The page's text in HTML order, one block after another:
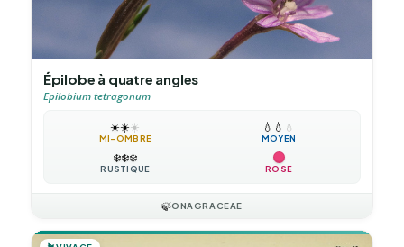
Épilobe à quatre angles
Epilobium tetragonum
☀️☀️☀️
MI-OMBRE
💧 💧 💧
MOYEN
❄️❄️❄️
RUSTIQUE ROSE
🍃ONAGRACEAE